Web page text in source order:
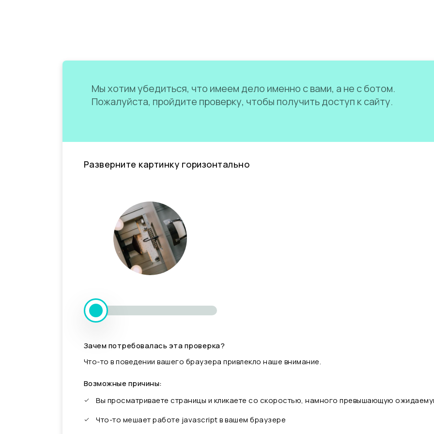
Мы хотим убедиться, что имеем дело именно с вами, а не с ботом.
Пожалуйста, пройдите проверку, чтобы получить доступ к сайту.
Разверните картинку горизонтально
Зачем потребовалась эта проверка?
Что-то в поведении вашего браузера привлекло наше внимание.
Возможные причины:
Вы просматриваете страницы и кликаете со скоростью, намного превышающую
Что-то мешает работе javascript в вашем браузере